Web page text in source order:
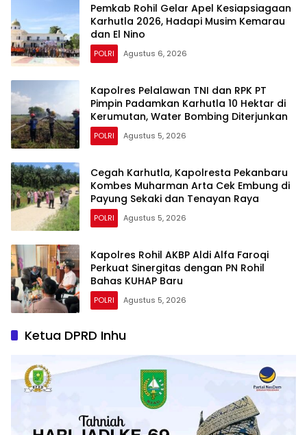
Pemkab Rohil Gelar Apel Kesiapsiagaan
Karhutla 2026, Hadapi Musim Kemarau
dan El Nino
POLRI Agustus 6, 2026
Kapolres Pelalawan TNI dan RPK PT
Pimpin Padamkan Karhutla 10 Hektar di
Kerumutan, Water Bombing Diterjunkan
POLRI Agustus 5, 2026
Cegah Karhutla, Kapolresta Pekanbaru
Kombes Muharman Arta Cek Embung di
Payung Sekaki dan Tenayan Raya
POLRI Agustus 5, 2026
Kapolres Rohil AKBP Aldi Alfa Faroqi
Perkuat Sinergitas dengan PN Rohil
Bahas KUHAP Baru
POLRI Agustus 5, 2026
Ketua DPRD Inhu